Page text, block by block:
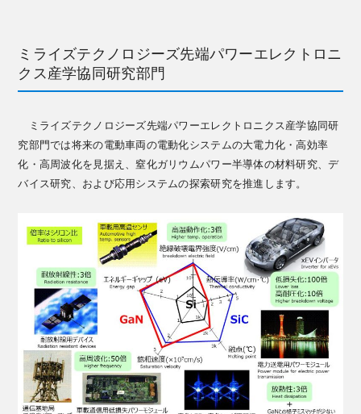
ミライズテクノロジーズ先端パワーエレクトロニ
クス産学協同研究部門
ミライズテクノロジーズ先端パワーエレクトロニクス産学協同研
究部門では将来の電動車両の電動化システムの大電力化・高効率
化・高周波化を見据え、窒化ガリウムパワー半導体の材料研究、デ
バイス研究、および応用システムの探索研究を推進します。